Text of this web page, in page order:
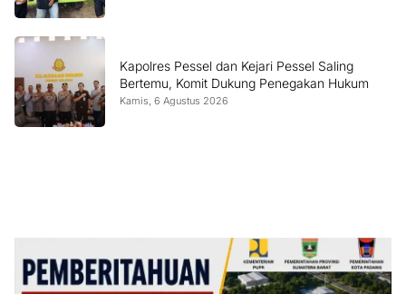
Kapolres Pessel dan Kejari Pessel Saling
Bertemu, Komit Dukung Penegakan Hukum
Kamis, 6 Agustus 2026